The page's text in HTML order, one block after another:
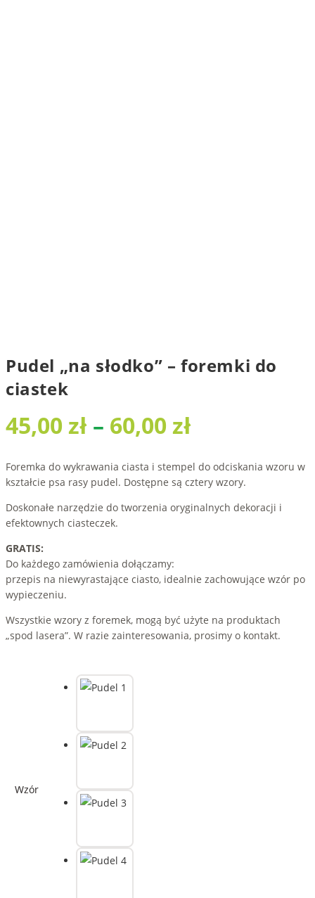
Pudel „na słodko” – foremki do
ciastek
45,00 zł – 60,00 złZakres
od
45,00 zł
do
Foremka do wykrawania ciasta i stempel do odciskania wzoru w
kształcie psa rasy pudel. Dostępne są cztery wzory.
Doskonałe narzędzie do tworzenia oryginalnych dekoracji i
efektownych ciasteczek.
GRATIS:
Do każdego zamówienia dołączamy:
przepis na niewyrastające ciasto, idealnie zachowujące wzór po
wypieczeniu.
Wszystkie wzory z foremek, mogą być użyte na produktach
„spod lasera”. W razie zainteresowania, prosimy o kontakt.
Wzór